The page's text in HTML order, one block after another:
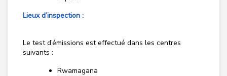
Lieux d’inspection :
Le test d’émissions est effectué dans les centres
suivants :
Rwamagana